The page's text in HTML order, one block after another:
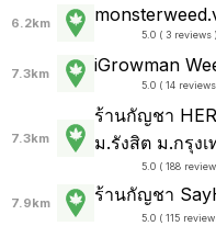
6.2km
5.0 ( 3 reviews )
7.3km iGrowman
5.0 ( 14
7.3km
ร้านกัญชา
ม.รังสิต ม.กรุง
5.0 ( 188
7.9km ร้านกัญชา
5.0 ( 115